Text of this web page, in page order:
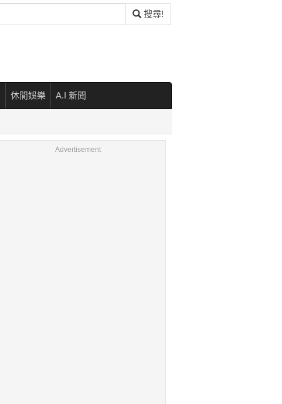
搜尋!
休閒娛樂 A.I 新聞
Advertisement